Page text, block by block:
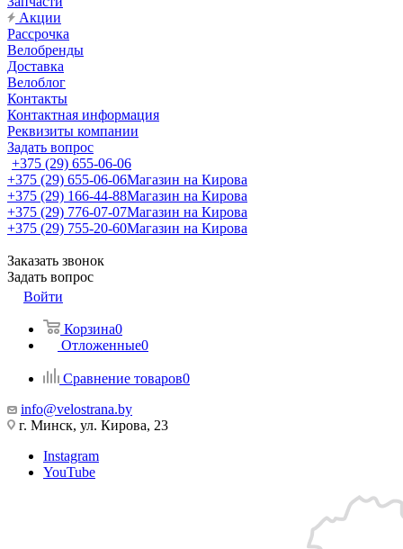
Акции
Рассрочка
Велобренды
Доставка
Велоблог
Контакты
Контактная информация
Реквизиты компании
Задать вопрос
+375 (29) 655-06-06
+375 (29) 655-06-06Магазин на Кирова
+375 (29) 166-44-88Магазин на Кирова
+375 (29) 776-07-07Магазин на Кирова
+375 (29) 755-20-60Магазин на Кирова
Заказать звонок
Задать вопрос
Войти
Корзина0
Отложенные0
Сравнение товаров0
info@velostrana.by
г. Минск, ул. Кирова, 23
Instagram
YouTube